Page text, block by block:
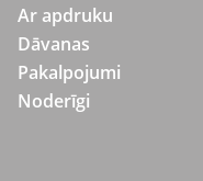
Ar apdruku
Dāvanas
Pakalpojumi
Noderīgi